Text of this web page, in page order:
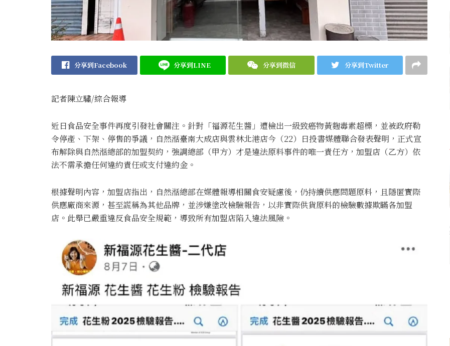
分享到Facebook 分享到LINE 分享到微信 分享到Twitter
記者陳立驌/綜合報導
近日食品安全事件再度引發社會關注。針對「福源花生醬」遭檢出一級致癌物黃麴毒素超標，並被政府勒
令停產、下架、停售的爭議，自然湉臺南大成店與雲林北港店今（22）日投書媒體聯合發表聲明，正式宣
布解除與自然湉總部的加盟契約，強調總部（甲方）才是違法原料事件的唯一責任方，加盟店（乙方）依
法不需承擔任何違約責任或支付違約金。
根據聲明內容，加盟店指出，自然湉總部在媒體報導相關食安疑慮後，仍持續供應問題原料，且隱匿實際
供應廠商來源，甚至謊稱為其他品牌，並涉嫌塗改檢驗報告，以非實際供貨原料的檢驗數據欺瞞各加盟
店。此舉已嚴重違反食品安全規範，導致所有加盟店陷入違法風險。